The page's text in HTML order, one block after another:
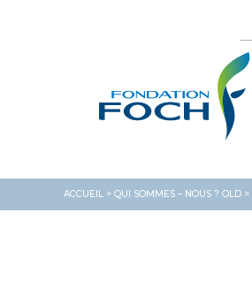
ACCUEIL > QUI SOMMES – NOUS ? OLD >